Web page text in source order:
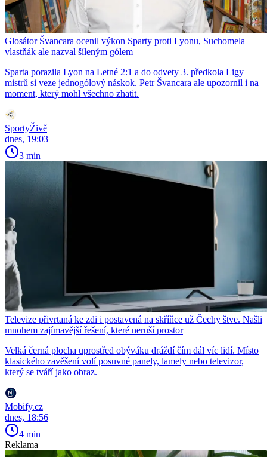
Glosátor Švancara ocenil výkon Sparty proti Lyonu, Suchomela
vlastňák ale nazval šíleným gólem
Sparta porazila Lyon na Letné 2:1 a do odvety 3. předkola Ligy
mistrů si veze jednogólový náskok. Petr Švancara ale upozornil i na
moment, který mohl všechno zhatit.
SportyŽivě
dnes, 19:03
3 min
Televize přivrtaná ke zdi i postavená na skříňce už Čechy štve. Našli
mnohem zajímavější řešení, které neruší prostor
Velká černá plocha uprostřed obýváku dráždí čím dál víc lidí. Místo
klasického zavěšení volí posuvné panely, lamely nebo televizor,
který se tváří jako obraz.
Mobify.cz
dnes, 18:56
4 min
Reklama